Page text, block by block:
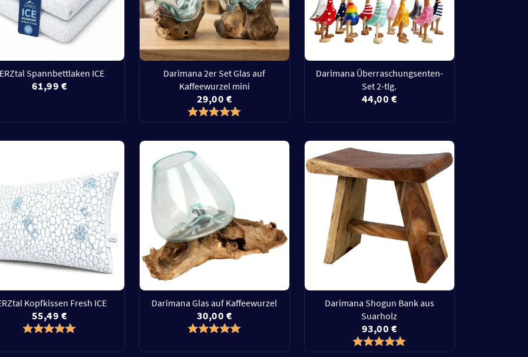
Spannbettlaken ICE
61,99 €
Darimana 2er Set Glas auf
Kaffeewurzel mini
29,00 €
Darimana Überraschungsenten-
Set 2-tlg.
44,00 €
Kopfkissen Fresh ICE
55,49 €
Darimana Glas auf Kaffeewurzel
30,00 €
Darimana Shogun Bank aus
Suarholz
93,00 €